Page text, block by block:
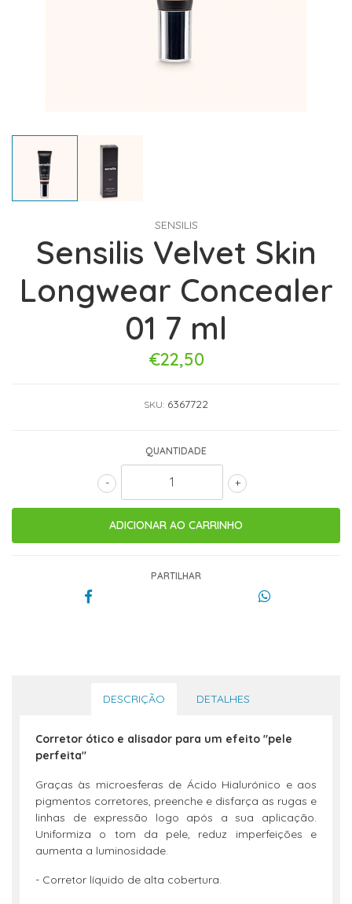
SENSILIS
Sensilis Velvet Skin
Longwear Concealer
01 7 ml
€22,50
SKU: 6367722
QUANTIDADE
+
-
PARTILHAR
DESCRIÇÃO DETALHES
Corretor ótico e alisador para um efeito "pele
perfeita"
Graças às microesferas de Ácido Hialurónico e aos
pigmentos corretores, preenche e disfarça as rugas e
linhas de expressão logo após a sua aplicação.
Uniformiza o tom da pele, reduz imperfeições e
aumenta a luminosidade.
- Corretor líquido de alta cobertura.